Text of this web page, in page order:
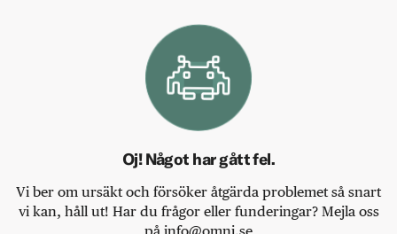
Oj! Något har gått fel.
Vi ber om ursäkt och försöker åtgärda problemet så snart
vi kan, håll ut! Har du frågor eller funderingar? Mejla oss